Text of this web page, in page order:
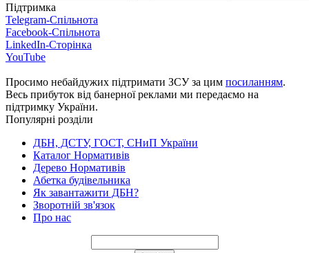
Підтримка
Telegram-Спільнота
Facebook-Спільнота
LinkedIn-Сторінка
YouTube
Просимо небайдужих підтримати ЗСУ за цим посиланням.
Весь прибуток від банерної реклами ми передаємо на
підтримку України.
Популярні розділи
ДБН, ДСТУ, ГОСТ, СНиП України
Каталог Нормативів
Дерево Нормативів
Абетка будівельника
Як завантажити ДБН?
Зворотній зв'язок
Про нас